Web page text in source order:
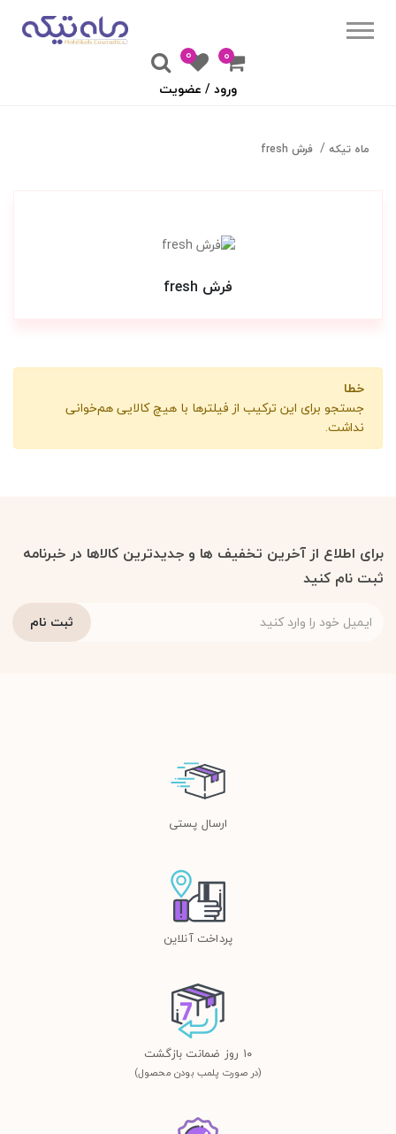
۰
0
ورود / عضویت
ماه تیکه فرش fresh
فرش fresh
خطا
جستجو برای این ترکیب از فیلترها با هیچ کالایی هم‌خوانی
نداشت.
برای اطلاع از آخرین تخفیف ها و جدیدترین کالاها در خبرنامه
ثبت نام کنید
ارسال پستی
پرداخت آنلاین
١٠ روز ضمانت بازگشت
(در صورت پلمب بودن محصول)